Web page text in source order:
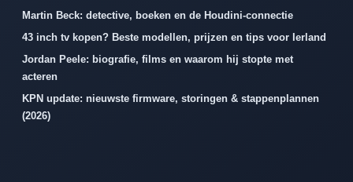
Martin Beck: detective, boeken en de Houdini-connectie
43 inch tv kopen? Beste modellen, prijzen en tips voor Ierland
Jordan Peele: biografie, films en waarom hij stopte met
acteren
KPN update: nieuwste firmware, storingen & stappenplannen
(2026)